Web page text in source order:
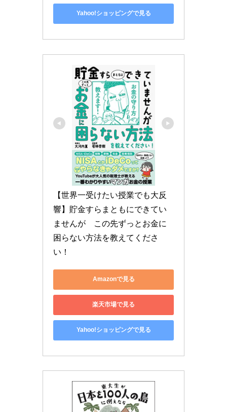
Yahoo!ショッピングで見る
【世界一受けたい授業でも大反
響】貯金すらまともにできてい
ませんが　この先ずっとお金に
困らない方法を教えてくださ
い！
Amazonで見る
楽天市場で見る
Yahoo!ショッピングで見る